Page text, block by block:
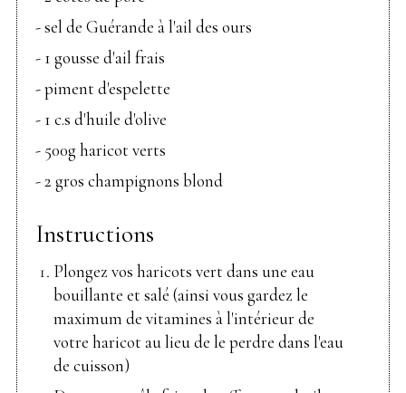
- sel de Guérande à l'ail des ours
- 1 gousse d'ail frais
- piment d'espelette
- 1 c.s d'huile d'olive
- 500g haricot verts
- 2 gros champignons blond
Instructions
Plongez vos haricots vert dans une eau
bouillante et salé (ainsi vous gardez le
maximum de vitamines à l'intérieur de
votre haricot au lieu de le perdre dans l'eau
de cuisson)